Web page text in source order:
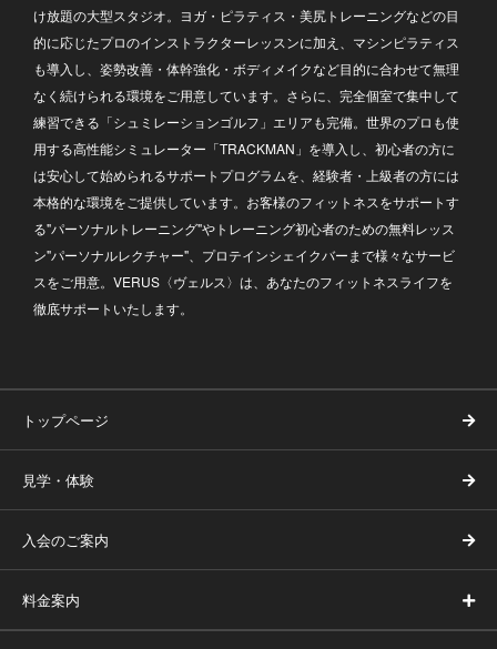
け放題の大型スタジオ。ヨガ・ピラティス・美尻トレーニングなどの目
的に応じたプロのインストラクターレッスンに加え、マシンピラティス
も導入し、姿勢改善・体幹強化・ボディメイクなど目的に合わせて無理
なく続けられる環境をご用意しています。さらに、完全個室で集中して
練習できる「シュミレーションゴルフ」エリアも完備。世界のプロも使
用する高性能シミュレーター「TRACKMAN」を導入し、初心者の方に
は安心して始められるサポートプログラムを、経験者・上級者の方には
本格的な環境をご提供しています。お客様のフィットネスをサポートす
る"パーソナルトレーニング"やトレーニング初心者のための無料レッス
ン"パーソナルレクチャー"、プロテインシェイクバーまで様々なサービ
スをご用意。VERUS〈ヴェルス〉は、あなたのフィットネスライフを
徹底サポートいたします。
トップページ
見学・体験
入会のご案内
料金案内